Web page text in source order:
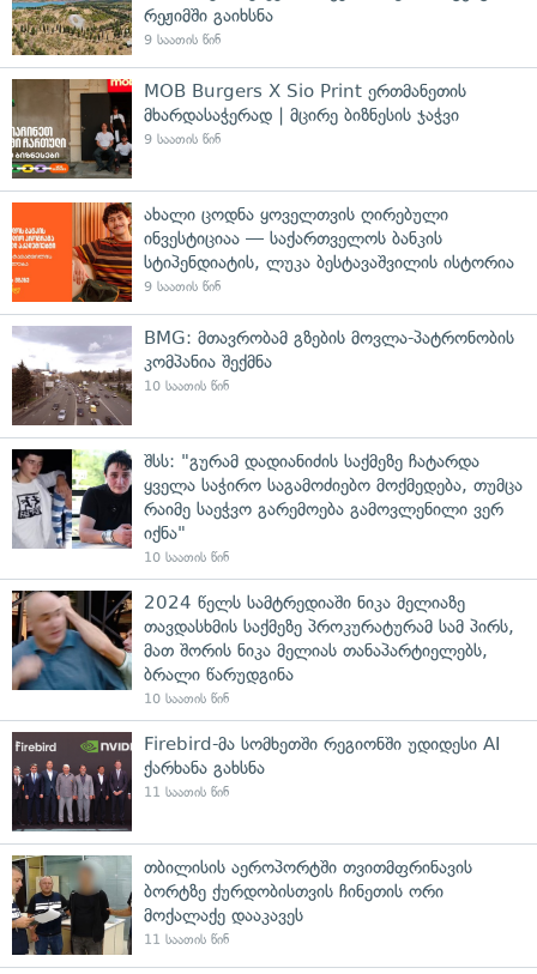
რეჟიმში გაიხსნა
9 საათის წინ
MOB Burgers X Sio Print ერთმანეთის
მხარდასაჭერად | მცირე ბიზნესის ჯაჭვი
9 საათის წინ
ახალი ცოდნა ყოველთვის ღირებული
ინვესტიციაა — საქართველოს ბანკის
სტიპენდიატის, ლუკა ბესტავაშვილის ისტორია
9 საათის წინ
BMG: მთავრობამ გზების მოვლა-პატრონობის
კომპანია შექმნა
10 საათის წინ
შსს: "გურამ დადიანიძის საქმეზე ჩატარდა
ყველა საჭირო საგამოძიებო მოქმედება, თუმცა
რაიმე საეჭვო გარემოება გამოვლენილი ვერ
იქნა"
10 საათის წინ
2024 წელს სამტრედიაში ნიკა მელიაზე
თავდასხმის საქმეზე პროკურატურამ სამ პირს,
მათ შორის ნიკა მელიას თანაპარტიელებს,
ბრალი წარუდგინა
10 საათის წინ
Firebird-მა სომხეთში რეგიონში უდიდესი AI
ქარხანა გახსნა
11 საათის წინ
თბილისის აეროპორტში თვითმფრინავის
ბორტზე ქურდობისთვის ჩინეთის ორი
მოქალაქე დააკავეს
11 საათის წინ